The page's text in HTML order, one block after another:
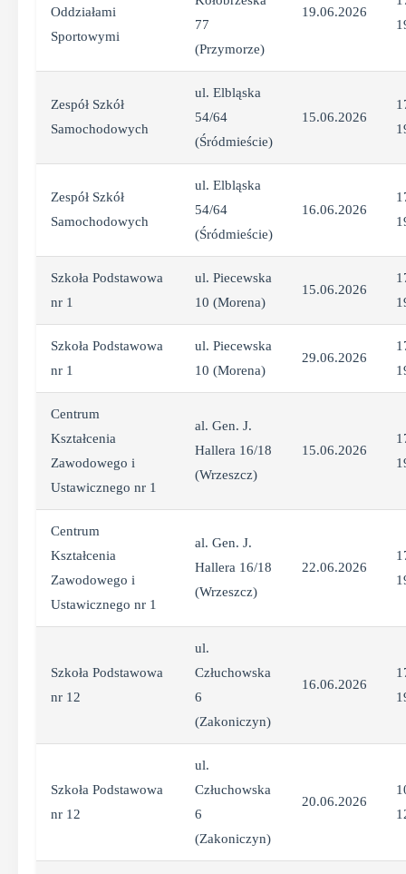
Oddziałami
Sportowymi
77
(Przymorze)
19.06.2026
Zespół Szkół
Samochodowych
ul. Elbląska
54/64
(Śródmieście)
15.06.2026
Zespół Szkół
Samochodowych
ul. Elbląska
54/64
(Śródmieście)
16.06.2026
Szkoła Podstawowa
nr 1
ul. Piecewska
10 (Morena)
15.06.2026
Szkoła Podstawowa
nr 1
ul. Piecewska
10 (Morena)
29.06.2026
Centrum
Kształcenia
Zawodowego i
Ustawicznego nr 1
al. Gen. J.
Hallera 16/18
(Wrzeszcz)
15.06.2026
Centrum
Kształcenia
Zawodowego i
Ustawicznego nr 1
al. Gen. J.
Hallera 16/18
(Wrzeszcz)
22.06.2026
Szkoła Podstawowa
nr 12
ul.
Człuchowska
6
(Zakoniczyn)
16.06.2026
Szkoła Podstawowa
nr 12
ul.
Człuchowska
6
(Zakoniczyn)
20.06.2026